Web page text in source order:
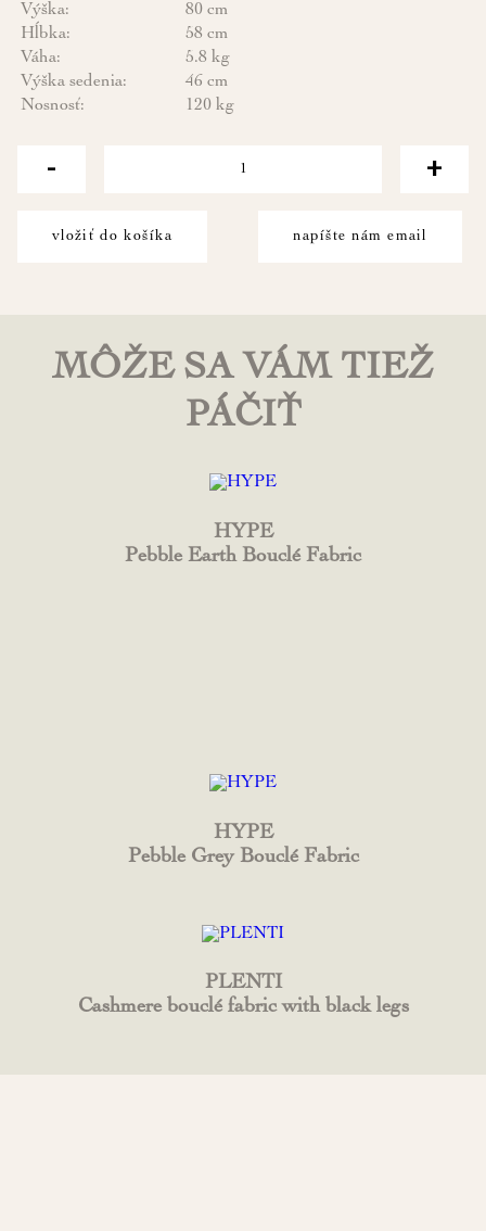
Výška:
80 cm
Hĺbka:
58 cm
Váha:
5.8 kg
Výška sedenia:
46 cm
Nosnosť:
120 kg
- +
vložiť do košíka napíšte nám email
MÔŽE SA VÁM TIEŽ
PÁČIŤ
HYPE
Pebble Earth Bouclé Fabric
HYPE
Pebble Grey Bouclé Fabric
PLENTI
Cashmere bouclé fabric with black legs